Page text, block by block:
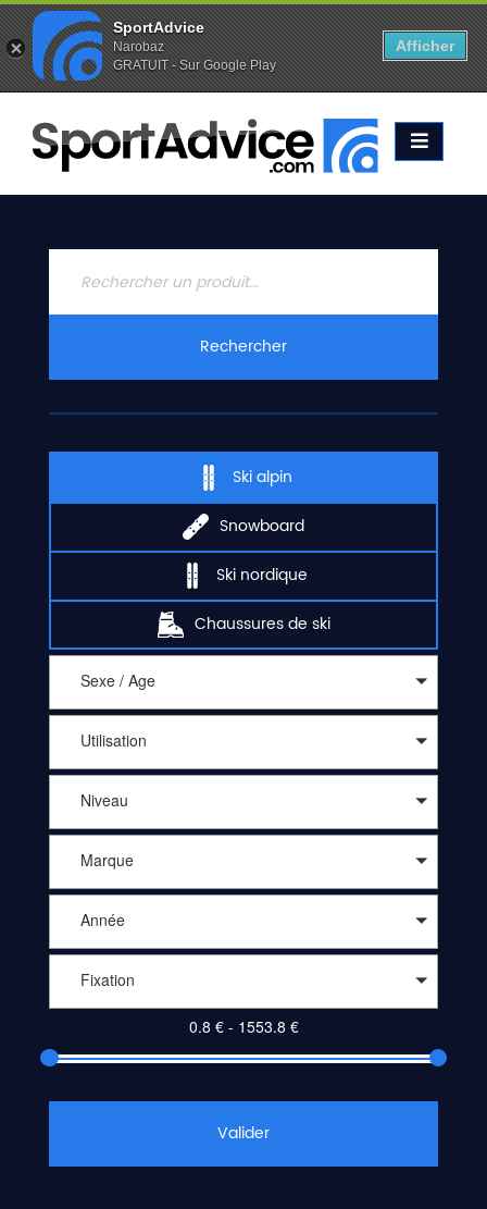
Favoris (0) Alertes (0)
ACCUEIL
SKIS
2020
CONTACT
Rechercher
Ski alpin
Snowboard
Ski nordique
Chaussures de ski
Sexe / Age
Utilisation
Niveau
Marque
Année
Fixation
Valider
SportAdvice
Narobaz
GRATUIT - Sur Google Play
Afficher